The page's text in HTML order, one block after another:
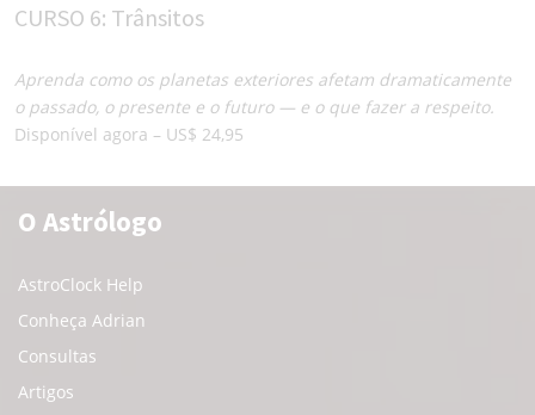
CURSO 6: Trânsitos
Aprenda como os planetas exteriores afetam dramaticamente
o passado, o presente e o futuro — e o que fazer a respeito.
Disponível agora – US$ 24,95
O Astrólogo
AstroClock Help
Conheça Adrian
Consultas
Artigos